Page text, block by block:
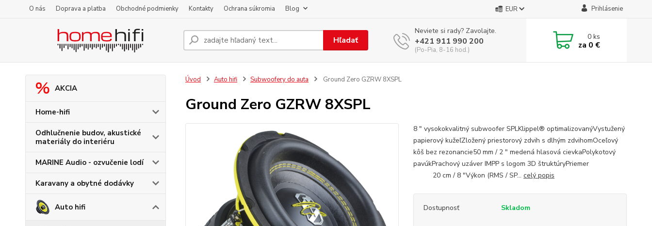
O nás Doprava a platba Obchodné podmienky Kontakty Ochrana súkromia Blog EUR Prihlásenie
Hľadať
Neviete si rady? Zavolajte.
+421 911 990 200
(Po-Pia, 8-16 hod.)
0ks
za 0 €
AKCIA
Home-hifi
Odhlučnenie budov, akustické
materiály do interiéru
MARINE Audio - ozvučenie lodí
Karavany a obytné dodávky
Auto hifi
Úvod Auto hifi Subwoofery do auta Ground Zero GZRW 8XSPL
Ground Zero GZRW 8XSPL
8 ″ vysokokvalitný subwoofer SPLKlippel® optimalizovanýVystužený
papierový kužeľZložený priestorový zdvih s dlhým zdvihomOceľový
kôš bez rezonancie50 mm / 2 ″ medená hlasová cievkaPolykotový
pavúkPrachový uzáver IMPP s logom 3D štruktúryPriemer
20 cm / 8 "Výkon (RMS / SP... celý popis
Dostupnosť Skladom